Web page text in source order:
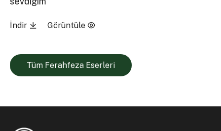
İndir Görüntüle
Tüm Ferahfeza Eserleri